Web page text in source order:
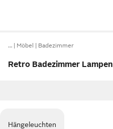
… Möbel Badezimmer
Retro Badezimmer Lampen
Hängeleuchten